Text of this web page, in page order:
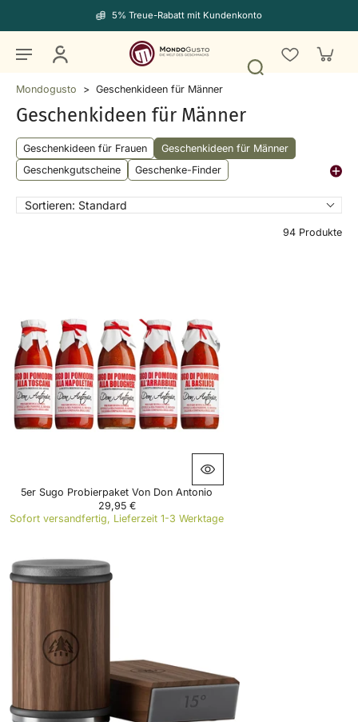
5% Treue-Rabatt mit Kundenkonto
Mondogusto > Geschenkideen für Männer
Geschenkideen für Männer
Geschenkideen für Frauen
Geschenkideen für Männer
Geschenkgutscheine
Geschenke-Finder
Sortieren: Standard
94 Produkte
5er Sugo Probierpaket Von Don Antonio
R
E
L
A
9
29,95 €
Sofort versandfertig, Lieferzeit 1-3 Werktage